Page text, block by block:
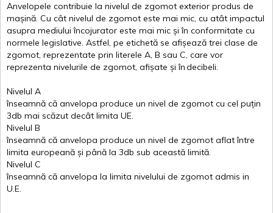
Anvelopele contribuie la nivelul de zgomot exterior produs de
mașină. Cu cât nivelul de zgomot este mai mic, cu atât impactul
asupra mediului încojurator este mai mic și în conformitate cu
normele legislative. Astfel, pe etichetă se afișează trei clase de
zgomot, reprezentate prin literele A, B sau C, care vor
reprezenta nivelurile de zgomot, afișate și îndecibeli.
Nivelul A
înseamnă că anvelopa produce un nivel de zgomot cu cel puțin
3db mai scăzut decât limita UE.
Nivelul B
înseamnă că anvelopa produce un nivel de zgomot aflat între
limita europeană și până la 3db sub această limită.
Nivelul C
înseamnă că anvelopa la limita nivelului de zgomot admis in
U.E.